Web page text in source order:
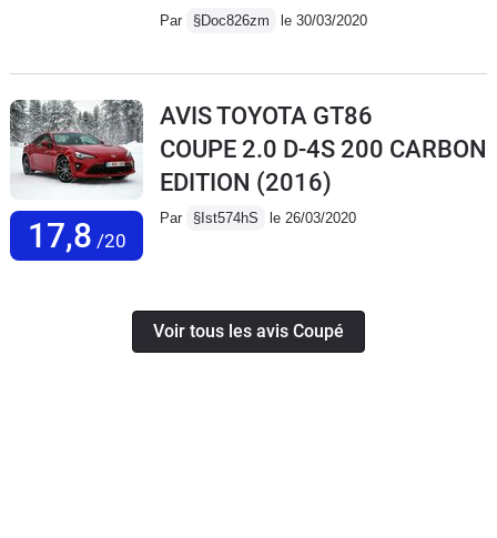
Par §Doc826zm le 30/03/2020
17,8 /20
AVIS TOYOTA GT86
COUPE 2.0 D-4S 200 CARBON
EDITION (2016)
Par §Ist574hS le 26/03/2020
Voir tous les avis Coupé